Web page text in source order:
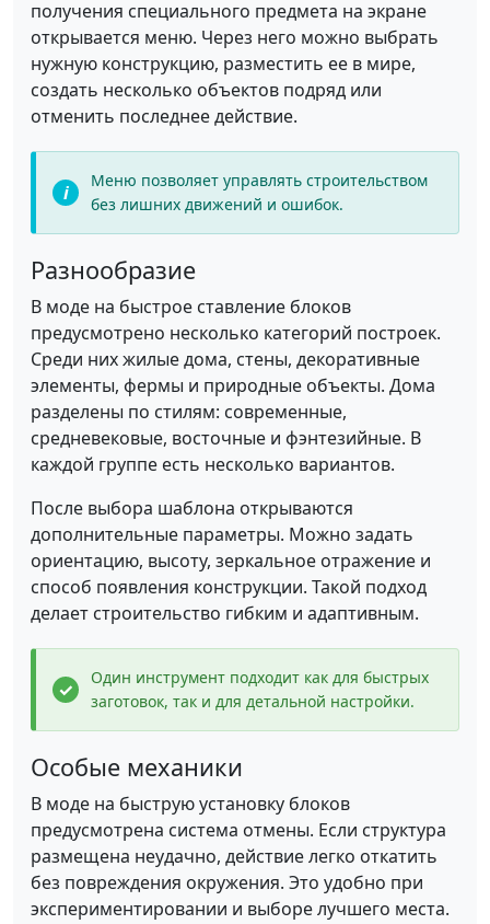
получения специального предмета на экране
открывается меню. Через него можно выбрать
нужную конструкцию, разместить ее в мире,
создать несколько объектов подряд или
отменить последнее действие.
Меню позволяет управлять строительством
без лишних движений и ошибок.
Разнообразие
В моде на быстрое ставление блоков
предусмотрено несколько категорий построек.
Среди них жилые дома, стены, декоративные
элементы, фермы и природные объекты. Дома
разделены по стилям: современные,
средневековые, восточные и фэнтезийные. В
каждой группе есть несколько вариантов.
После выбора шаблона открываются
дополнительные параметры. Можно задать
ориентацию, высоту, зеркальное отражение и
способ появления конструкции. Такой подход
делает строительство гибким и адаптивным.
Один инструмент подходит как для быстрых
заготовок, так и для детальной настройки.
Особые механики
В моде на быструю установку блоков
предусмотрена система отмены. Если структура
размещена неудачно, действие легко откатить
без повреждения окружения. Это удобно при
экспериментировании и выборе лучшего места.